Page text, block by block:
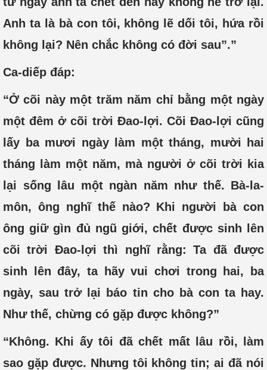
Anh ta là bà con tôi, không lẽ dối tôi, hứa rồi
không lại? Nên chắc không có đời sau”.”
Ca-diếp đáp:
“Ở cõi này một trăm năm chỉ bằng một ngày
một đêm ở cõi trời Đao-lợi. Cõi Đao-lợi cũng
lấy ba mươi ngày làm một tháng, mười hai
tháng làm một năm, mà người ở cõi trời kia
lại sống lâu một ngàn năm như thế. Bà-la-
môn, ông nghĩ thế nào? Khi người bà con
ông giữ gìn đủ ngũ giới, chết được sinh lên
cõi trời Đao-lợi thì nghĩ rằng: Ta đã được
sinh lên đây, ta hãy vui chơi trong hai, ba
ngày, sau trở lại báo tin cho bà con ta hay.
Như thế, chừng có gặp được không?”
“Không. Khi ấy tôi đã chết mất lâu rồi, làm
sao gặp được. Nhưng tôi không tin; ai đã nói